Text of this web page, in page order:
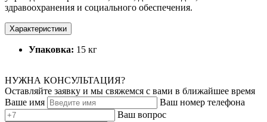
здравоохранения и социального обеспечения.
Характеристики
Упаковка: 15 кг
НУЖНА КОНСУЛЬТАЦИЯ?
Оставляйте заявку и мы свяжемся с вами в ближайшее время
Ваше имя
Ваш номер телефона
Ваш вопрос